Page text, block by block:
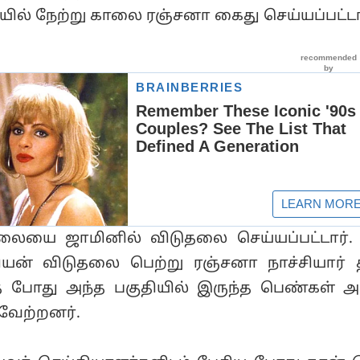
நேற்று காலை ரஞ்சனா கைது
ஜாமினில் விடுதலை
விடுதலை பெற்று ரஞ்சனா நாச்சியார்
போது அந்த பகுதியில் இருந்த பெண்கள்